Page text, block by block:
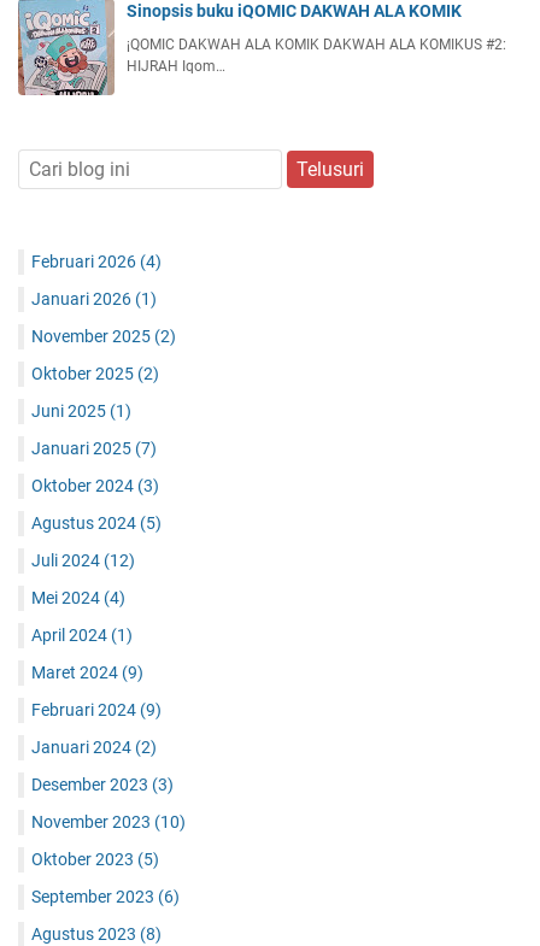
Sinopsis buku iQOMIC DAKWAH ALA KOMIK
¡QOMIC DAKWAH ALA KOMIK DAKWAH ALA KOMIKUS #2:
HIJRAH Iqom…
Februari 2026 (4)
Januari 2026 (1)
November 2025 (2)
Oktober 2025 (2)
Juni 2025 (1)
Januari 2025 (7)
Oktober 2024 (3)
Agustus 2024 (5)
Juli 2024 (12)
Mei 2024 (4)
April 2024 (1)
Maret 2024 (9)
Februari 2024 (9)
Januari 2024 (2)
Desember 2023 (3)
November 2023 (10)
Oktober 2023 (5)
September 2023 (6)
Agustus 2023 (8)